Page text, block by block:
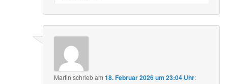
Martin schriebam18. Februar 2026 um 23:04 Uhr: